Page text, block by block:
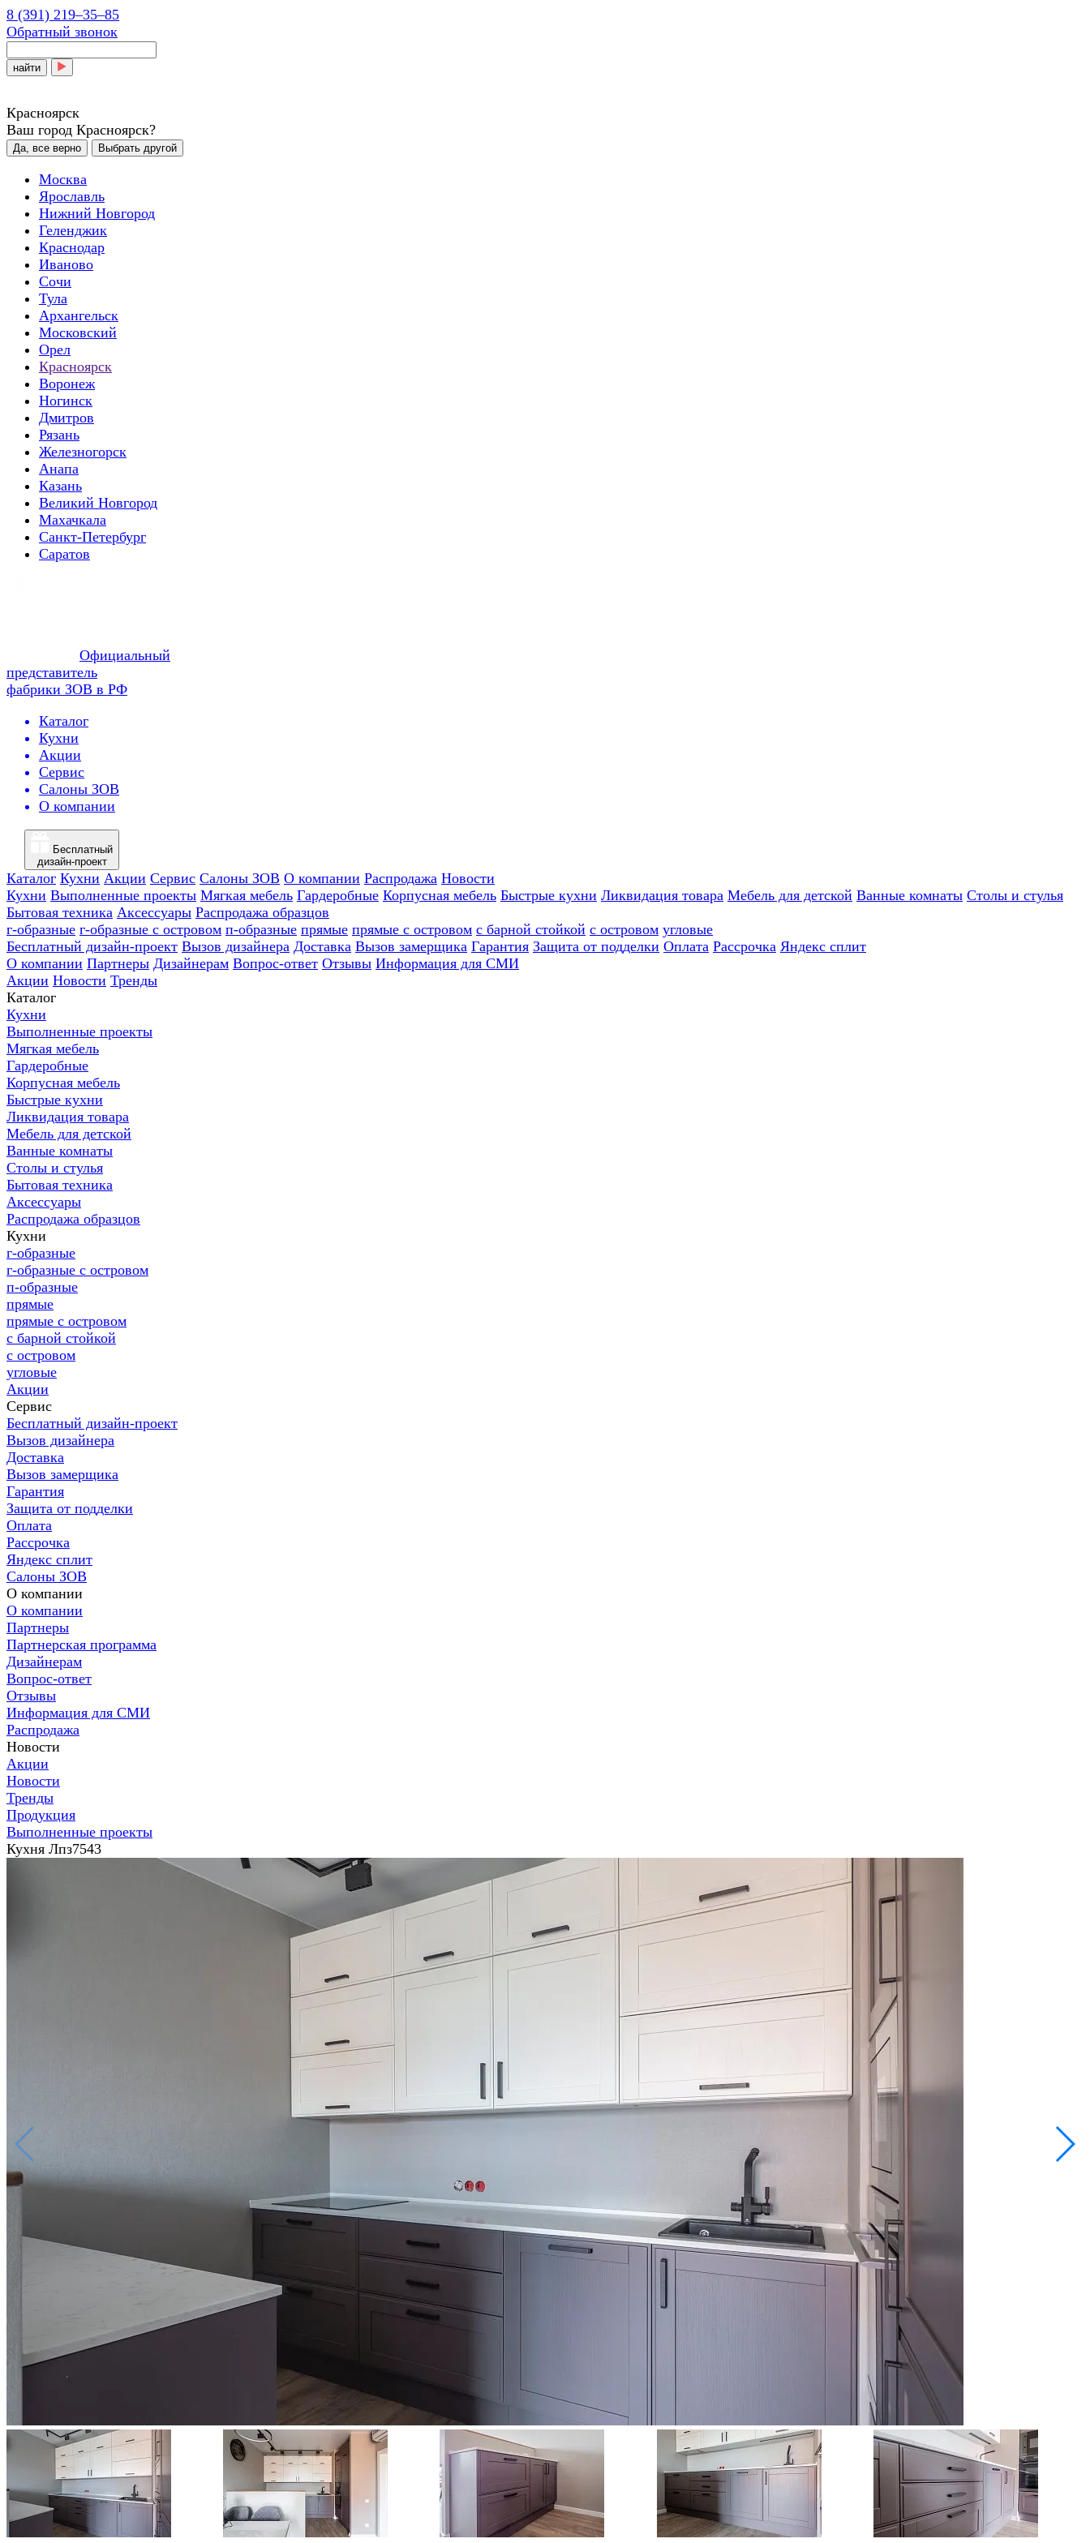
8 (391) 219‒35‒85
Обратный звонок
найти
Красноярск
Ваш город Красноярск?
Да, все верно Выбрать другой
Москва
Ярославль
Нижний Новгород
Геленджик
Краснодар
Иваново
Сочи
Тула
Архангельск
Московский
Орел
Красноярск
Воронеж
Ногинск
Дмитров
Рязань
Железногорск
Анапа
Казань
Великий Новгород
Махачкала
Санкт-Петербург
Саратов
Официальный
представитель
фабрики ЗОВ в РФ
Каталог
Кухни
Акции
Сервис
Салоны ЗОВ
О компании
Бесплатный
дизайн-проект
Каталог Кухни Акции Сервис Салоны ЗОВ О компании Распродажа Новости
Кухни Выполненные проекты Мягкая мебель Гардеробные Корпусная мебель Быстрые кухни Ликвидация товара Мебель для детской Ванные комнаты Столы и стулья
Бытовая техника Аксессуары Распродажа образцов
г-образные г-образные с островом п-образные прямые прямые с островом с барной стойкой с островом угловые
Бесплатный дизайн-проект Вызов дизайнера Доставка Вызов замерщика Гарантия Защита от подделки Оплата Рассрочка Яндекс сплит
О компании Партнеры Дизайнерам Вопрос-ответ Отзывы Информация для СМИ
Акции Новости Тренды
Каталог
Кухни
Выполненные проекты
Мягкая мебель
Гардеробные
Корпусная мебель
Быстрые кухни
Ликвидация товара
Мебель для детской
Ванные комнаты
Столы и стулья
Бытовая техника
Аксессуары
Распродажа образцов
Кухни
г-образные
г-образные с островом
п-образные
прямые
прямые с островом
с барной стойкой
с островом
угловые
Акции
Сервис
Бесплатный дизайн-проект
Вызов дизайнера
Доставка
Вызов замерщика
Гарантия
Защита от подделки
Оплата
Рассрочка
Яндекс сплит
Салоны ЗОВ
О компании
О компании
Партнеры
Партнерская программа
Дизайнерам
Вопрос-ответ
Отзывы
Информация для СМИ
Распродажа
Новости
Акции
Новости
Тренды
Продукция
Выполненные проекты
Кухня Лпз7543